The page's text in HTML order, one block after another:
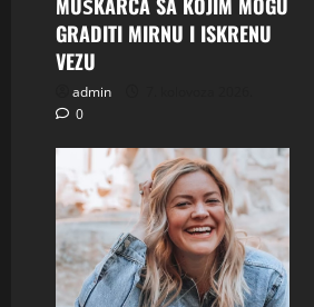
GRADITI MIRNU I ISKRENU
VEZU
admin
0